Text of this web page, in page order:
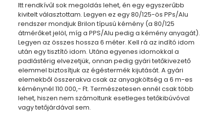
Itt rendkívűl sok megoldás lehet, én egy egyszerűbb
kivitelt választottam. Legyen ez egy 80/125-ös PPs/Alu
rendszer mondjuk Brilon típusú kémény (a 80/125
átmérőket jelöl, míg a PPS/Alu pedig a kémény anyagát).
Legyen az összes hossza 6 méter. Kell rá az indító idom
után egy tisztító idom. Utána egyenes idomokkal a
padlástérig elvezetjük, onnan pedig gyári tetőkivezető
elemmel biztosítjuk az égéstermék kijutását. A gyári
elemekből összerakva csak az anyagköltség a 6 m-es
kéménynél 110.000,- Ft. Természetesen ennél csak több
lehet, hiszen nem számoltunk esetleges tetőkibúvóval
vagy tetőjárdával sem.